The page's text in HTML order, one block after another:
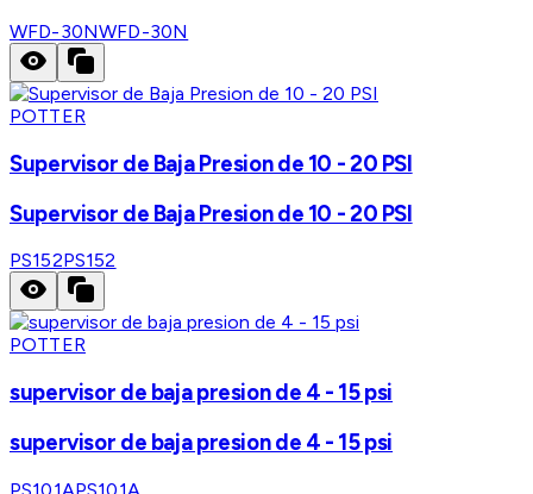
WFD-30NWFD-30N
POTTER
Supervisor de Baja Presion de 10 - 20 PSI
Supervisor de Baja Presion de 10 - 20 PSI
PS152PS152
POTTER
supervisor de baja presion de 4 - 15 psi
supervisor de baja presion de 4 - 15 psi
PS101APS101A